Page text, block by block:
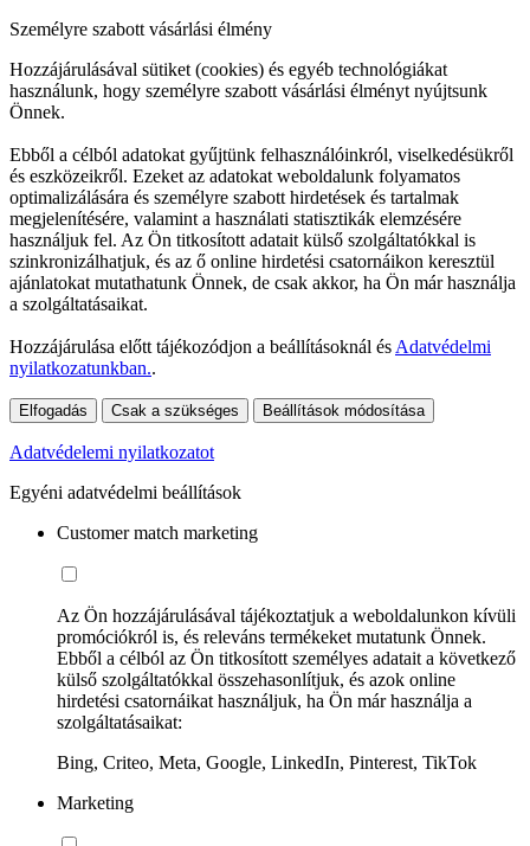
Személyre szabott vásárlási élmény
Hozzájárulásával sütiket (cookies) és egyéb technológiákat
használunk, hogy személyre szabott vásárlási élményt nyújtsunk
Önnek.
Ebből a célból adatokat gyűjtünk felhasználóinkról, viselkedésükről
és eszközeikről. Ezeket az adatokat weboldalunk folyamatos
optimalizálására és személyre szabott hirdetések és tartalmak
megjelenítésére, valamint a használati statisztikák elemzésére
használjuk fel. Az Ön titkosított adatait külső szolgáltatókkal is
szinkronizálhatjuk, és az ő online hirdetési csatornáikon keresztül
ajánlatokat mutathatunk Önnek, de csak akkor, ha Ön már használja
a szolgáltatásaikat.
Hozzájárulása előtt tájékozódjon a beállításoknál és Adatvédelmi
nyilatkozatunkban..
Elfogadás Csak a szükséges Beállítások módosítása
Adatvédelemi nyilatkozatot
Egyéni adatvédelmi beállítások
Customer match marketing
Az Ön hozzájárulásával tájékoztatjuk a weboldalunkon kívüli
promóciókról is, és releváns termékeket mutatunk Önnek.
Ebből a célból az Ön titkosított személyes adatait a következő
külső szolgáltatókkal összehasonlítjuk, és azok online
hirdetési csatornáikat használjuk, ha Ön már használja a
szolgáltatásaikat:
Bing, Criteo, Meta, Google, LinkedIn, Pinterest, TikTok
Marketing